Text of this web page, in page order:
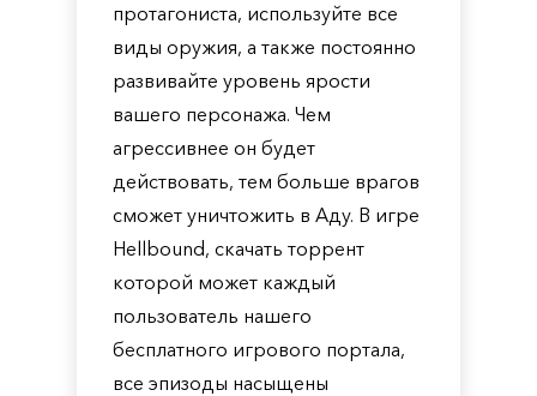
протагониста, используйте все
виды оружия, а также постоянно
развивайте уровень ярости
вашего персонажа. Чем
агрессивнее он будет
действовать, тем больше врагов
сможет уничтожить в Аду. В игре
Hellbound, скачать торрент
которой может каждый
пользователь нашего
бесплатного игрового портала,
все эпизоды насыщены